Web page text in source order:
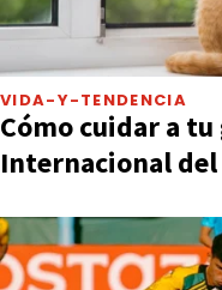
VIDA-Y-TENDENCIA
Cómo cuidar a tu
Internacional del